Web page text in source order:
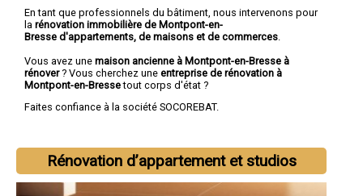
En tant que professionnels du bâtiment, nous intervenons pour
la rénovation immobilière de Montpont-en-
Bresse d'appartements, de maisons et de commerces
Vous avez une maison ancienne à Montpont-en-Bresse à
rénover? Vous cherchez une entreprise de rénovation à
Montpont-en-Bressetout corps d'état ?
Faites confiance à la société SOCOREBAT.
Rénovation d’appartement et studios